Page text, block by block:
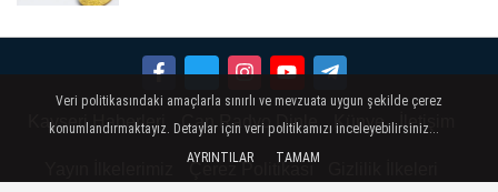
Kayseri Haberleri Can Radyo Dinle Künye İletişim
Veri politikasındaki amaçlarla sınırlı ve mevzuata uygun şekilde çerez
konumlandırmaktayız. Detaylar için veri politikamızı inceleyebilirsiniz...
AYRINTILAR
TAMAM